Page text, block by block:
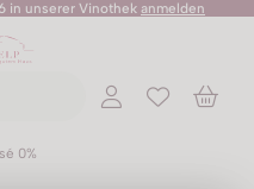
in unserer Vinothek anmelden
0%